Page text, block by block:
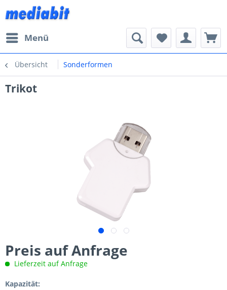
Menü
Übersicht Sonderformen
Trikot
Preis auf Anfrage
Lieferzeit auf Anfrage
Kapazität: